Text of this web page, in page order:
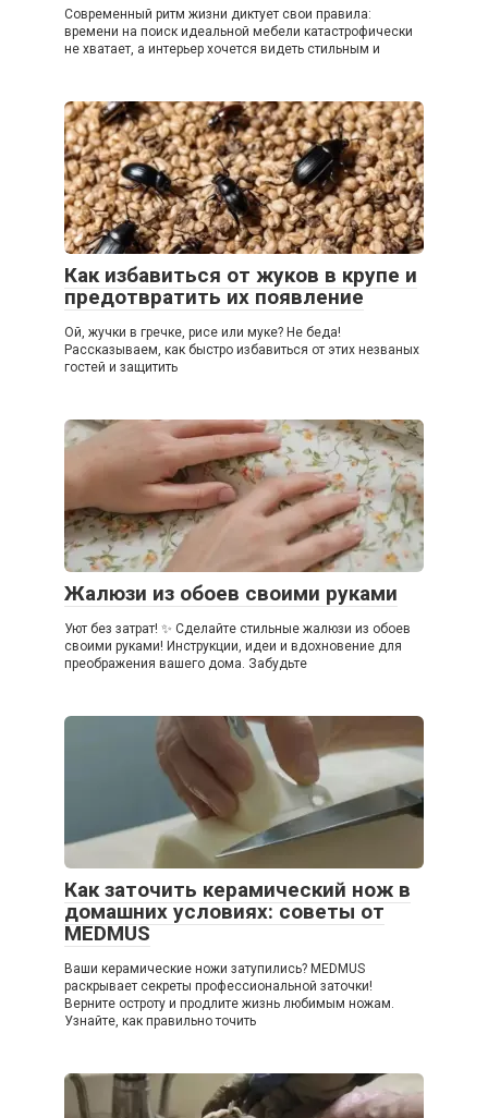
Современный ритм жизни диктует свои правила:
времени на поиск идеальной мебели катастрофически
не хватает, а интерьер хочется видеть стильным и
Как избавиться от жуков в крупе и
предотвратить их появление
Ой, жучки в гречке, рисе или муке? Не беда!
Рассказываем, как быстро избавиться от этих незваных
гостей и защитить
Жалюзи из обоев своими руками
Уют без затрат! ✨ Сделайте стильные жалюзи из обоев
своими руками! Инструкции, идеи и вдохновение для
преображения вашего дома. Забудьте
Как заточить керамический нож в
домашних условиях: советы от
MEDMUS
Ваши керамические ножи затупились? MEDMUS
раскрывает секреты профессиональной заточки!
Верните остроту и продлите жизнь любимым ножам.
Узнайте, как правильно точить